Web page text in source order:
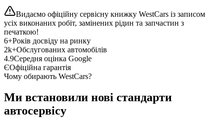
Видаємо офіційну сервісну книжку WestCars із записом
усіх виконаних робіт, замінених рідин та запчастин з
печаткою!
6+Років досвіду на ринку
2k+Обслугованих автомобілів
4.9Середня оцінка Google
ЄОфіційна гарантія
Чому обирають WestCars?
Ми встановили нові стандарти
автосервісу